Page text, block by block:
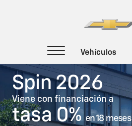
Spin 2026
Viene con financiación a
tasa 0% en 18 meses